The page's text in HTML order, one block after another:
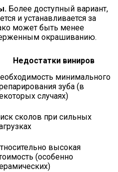
Более доступный вариант,
и устанавливается за
может быть менее
окрашиванию.
Недостатки виниров
минимального
зуба (в
случаях)
сколов при сильных
высокая
(особенно